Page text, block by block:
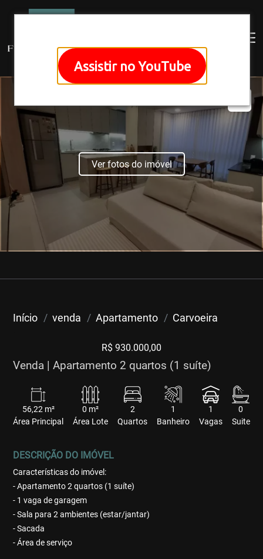
Assistir no YouTube
Ver fotos do imóvel
Início venda Apartamento Carvoeira
R$ 930.000,00
Venda | Apartamento 2 quartos (1 suíte)
56,22 m²
Área Principal
0 m²
Área Lote
2
Quartos
1
Banheiro
1
Vagas
0
Suite
DESCRIÇÃO DO IMÓVEL
Características do imóvel:
- Apartamento 2 quartos (1 suíte)
- 1 vaga de garagem
- Sala para 2 ambientes (estar/jantar)
- Sacada
- Área de serviço